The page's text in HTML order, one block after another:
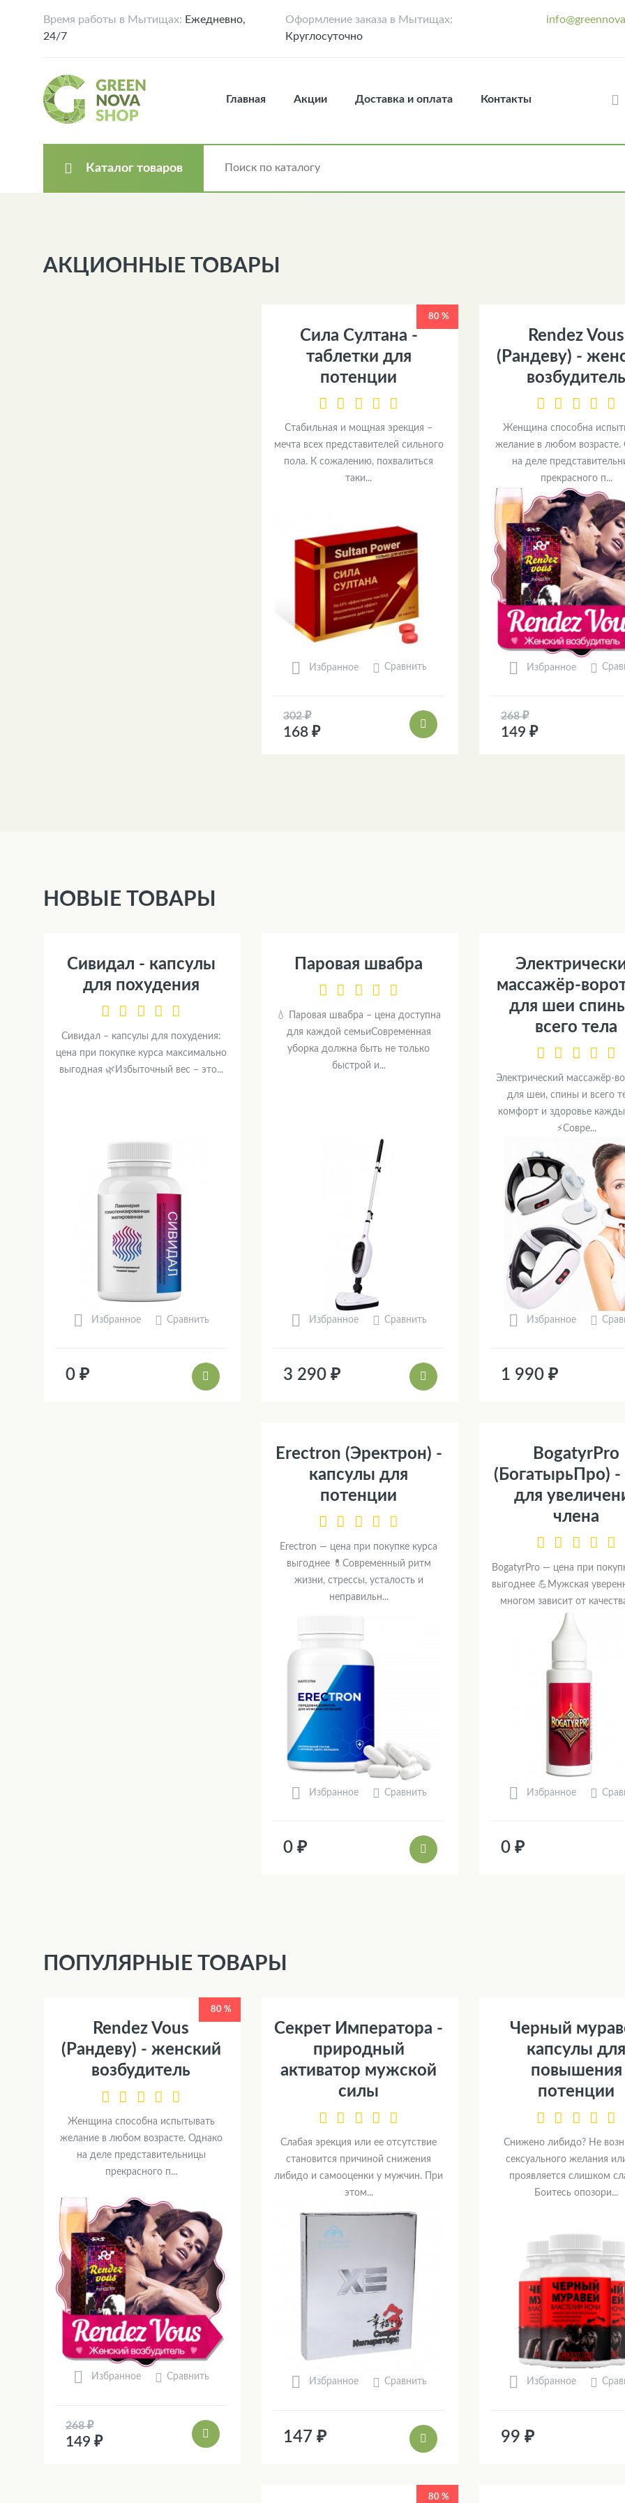
Время работы в Мытищах: Ежедневно,
24/7
Оформление заказа в Мытищах:
Круглосуточно
Главная Акции Доставка и оплата Контакты
Каталог товаров
АКЦИОННЫЕ ТОВАРЫ
80 %
Сила Султана -
таблетки для
потенции
Стабильная и мощная эрекция –
мечта всех представителей сильного
пола. К сожалению, похвалиться
таки...
Избранное Сравнить
302 ₽
168 ₽
Rendez Vous
(Рандеву) -
возбудитель
Женщина способна
желание в любом возрасте.
на деле
прекрасного п...
Избранное
268 ₽
149 ₽
НОВЫЕ ТОВАРЫ
Сивидал - капсулы
для похудения
Сивидал – капсулы для похудения:
цена при покупке курса максимально
выгодная 🌿Избыточный вес – это...
Избранное Сравнить
0 ₽
Паровая швабра
💧 Паровая швабра – цена доступна
для каждой семьиСовременная
уборка должна быть не только
быстрой и...
Избранное Сравнить
3 290 ₽
массажёр-
для шеи
всего тела
Электрический массажёр-
для шеи, спины и всего
комфорт и здоровье
⚡Совре...
Избранное
1 990 ₽
Erectron (Эректрон) -
капсулы для
потенции
Erectron — цена при покупке курса
выгоднее 💊Современный ритм
жизни, стрессы, усталость и
неправильн...
Избранное Сравнить
0 ₽
BogatyrPro
(БогатырьПро) -
для
члена
BogatyrPro — цена при
выгоднее 💪Мужская
многом зависит от
Избранное
0 ₽
ПОПУЛЯРНЫЕ ТОВАРЫ
80 %
Rendez Vous
(Рандеву) - женский
возбудитель
Женщина способна испытывать
желание в любом возрасте. Однако
на деле представительницы
прекрасного п...
Избранное Сравнить
268 ₽
149 ₽
Секрет Императора -
природный
активатор мужской
силы
Слабая эрекция или ее отсутствие
становится причиной снижения
либидо и самооценки у мужчин. При
этом...
Избранное Сравнить
147 ₽
Черный
капсулы для
повышения
потенции
Снижено либидо? Не
сексуального желания
проявляется слишком
Боитесь опозори...
Избранное
99 ₽
80 %